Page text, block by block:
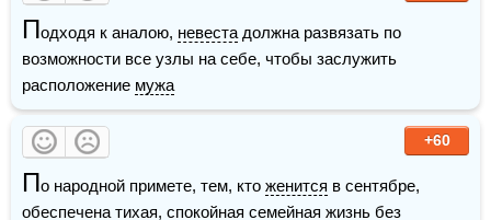
Подходя к аналою, невеста должна развязать по
возможности все узлы на себе, чтобы заслужить
расположение мужа
+60
По народной примете, тем, кто женится в сентябре,
обеспечена тихая, спокойная семейная жизнь без